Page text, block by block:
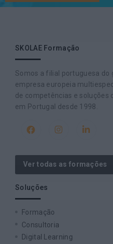
SKOLAE Formação
Somos a filial portuguesa do
empresa europeia
de competências e soluções
em Portugal desde 1998.
Ver todas as formações
Soluções
Formação
Consultoria
Digital Learning